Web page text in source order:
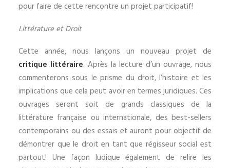
pour faire de cette rencontre un projet participatif!
Littérature et Droit
Cette année, nous lançons un nouveau projet de
critique littéraire. Après la lecture d’un ouvrage, nous
commenterons sous le prisme du droit, l’histoire et les
implications que cela peut avoir en termes juridiques. Ces
ouvrages seront soit de grands classiques de la
littérature française ou internationale, des best-sellers
contemporains ou des essais et auront pour objectif de
démontrer que le droit en tant que régisseur social est
partout! Une façon ludique également de relire les